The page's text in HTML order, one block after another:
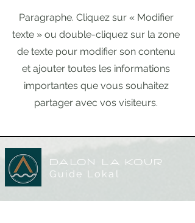
Paragraphe. Cliquez sur « Modifier
texte » ou double-cliquez sur la zone
de texte pour modifier son contenu
et ajouter toutes les informations
importantes que vous souhaitez
partager avec vos visiteurs.
DALON LA KOur
Guide Lokal